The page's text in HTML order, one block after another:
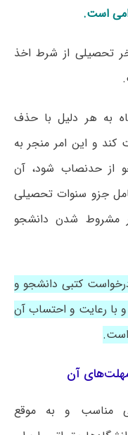
است.
تحصیلی از شرط اخذ
به هر دلیل با حذف
و این امر منجر به
از حدنصاب شود، آن
جزو سنوات تحصیلی
مشروط شدن دانشجو
کتبی دانشجو و
و با رعایت و احتساب آن
است.
مهلت‌های آن
مناسب و به موقع